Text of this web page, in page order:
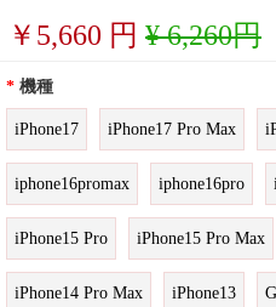
￥ 5,660 円 ¥ 6,260円
* 機種
iPhone17 iPhone17 Pro Max
iphone16promax iphone16pro
iPhone15 Pro iPhone15 Pro Max
iPhone14 Pro Max iPhone13